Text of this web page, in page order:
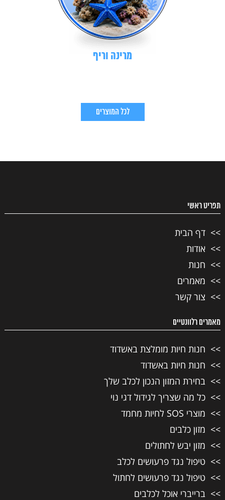
מרינה וריף
לכל המוצרים
תפריט ראשי
דף הבית
אודות
חנות
מאמרים
צור קשר
מאמרים רלוונטיים
חנות חיות מומלצת באשדוד
חנות חיות באשדוד
בחירת המזון הנכון לכלב שלך
כל מה שצריך לגידול דגי נוי
מוצרי SOS לחיות מחמד
מזון כלבים
מזון יבש לחתולים
טיפול נגד פרעושים לכלב
טיפול נגד פרעושים לחתול
ברייברי אוכל לכלבים